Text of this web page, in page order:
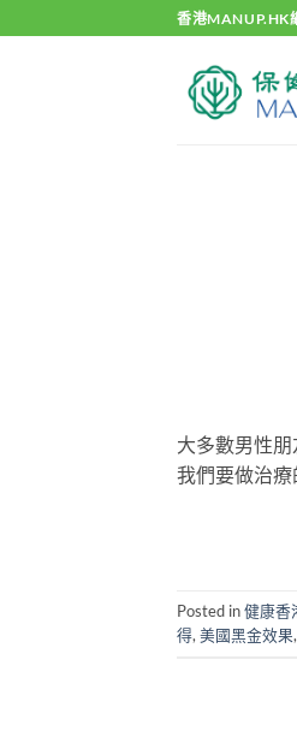
to
香港MANUP.HK
大多數男性
我們要做治
Posted in健康香
得, 美國黑金效果,